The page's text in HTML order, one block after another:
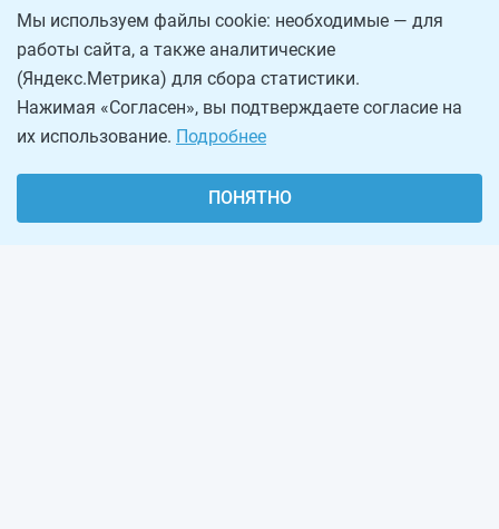
Мы используем файлы cookie: необходимые — для
работы сайта, а также аналитические
(Яндекс.Метрика) для сбора статистики.
Нажимая «Согласен», вы подтверждаете согласие на
их использование. Подробнее
ПОНЯТНО